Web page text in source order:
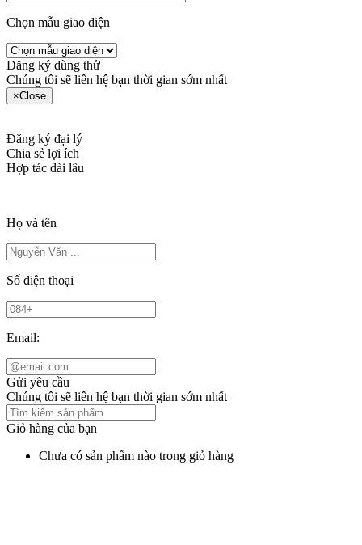
Chọn mẫu giao diện
Đăng ký dùng thử
Chúng tôi sẽ liên hệ bạn thời gian sớm nhất
×Close
Đăng ký đại lý
Chia sẻ lợi ích
Hợp tác dài lâu
Họ và tên
Số điện thoại
Email:
Gửi yêu cầu
Chúng tôi sẽ liên hệ bạn thời gian sớm nhất
Giỏ hàng của bạn
Chưa có sản phẩm nào trong giỏ hàng